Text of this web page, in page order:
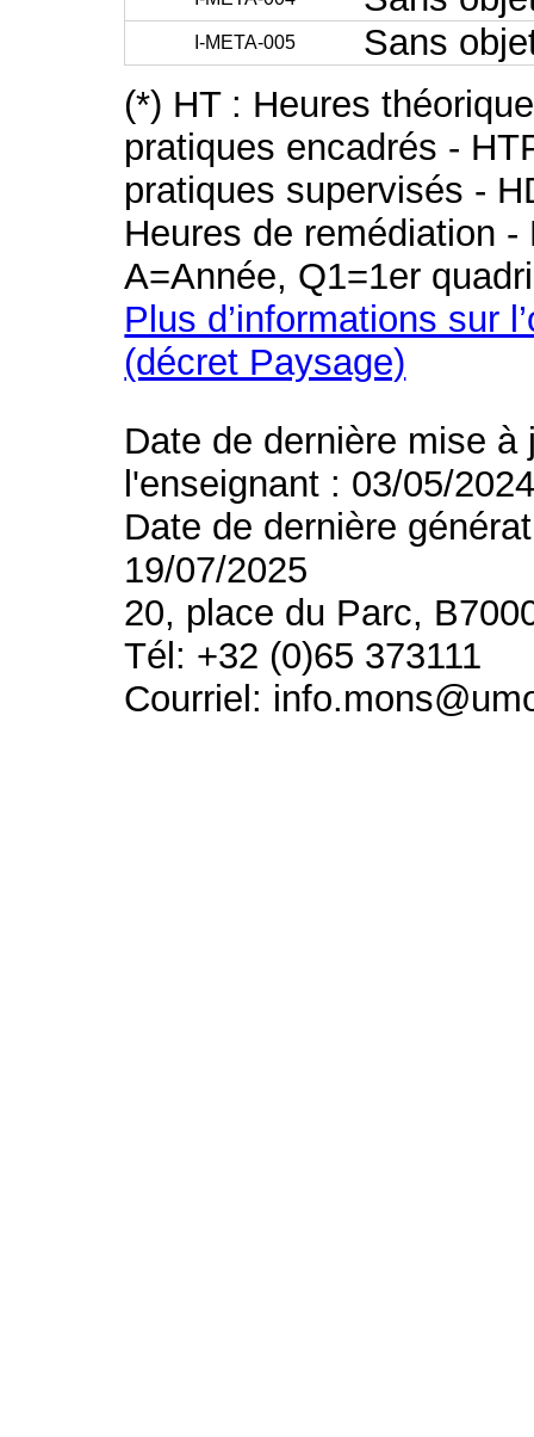
I-META-005
Sans
(*) HT : Heures
pratiques encadrés -
pratiques supervisés -
Heures de remédiation
A=Année, Q1=1er
Plus d’informations sur
(décret Paysage)
Date de dernière mise
l'enseignant : 03/05/
Date de dernière
19/07/2025
20, place du Parc,
Tél: +32 (0)65 373111
Courriel: